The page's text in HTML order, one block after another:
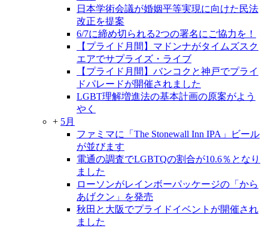
日本学術会議が婚姻平等実現に向けた民法
改正を提案
6/7に締め切られる2つの署名にご協力を！
【プライド月間】マドンナがタイムズスク
エアでサプライズ・ライブ
【プライド月間】バンコクと神戸でプライ
ドパレードが開催されました
LGBT理解増進法の基本計画の原案がよう
やく
+ 5月
ファミマに「The Stonewall Inn IPA」ビール
が並びます
電通の調査でLGBTQの割合が10.6％となり
ました
ローソンがレインボーパッケージの「から
あげクン」を発売
秋田と大阪でプライドイベントが開催され
ました